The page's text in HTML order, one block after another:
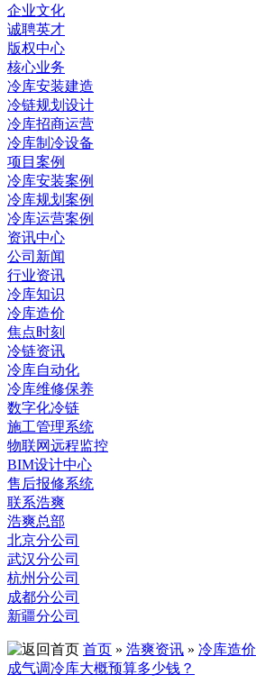
企业文化
诚聘英才
版权中心
核心业务
冷库安装建造
冷链规划设计
冷库招商运营
冷库制冷设备
项目案例
冷库安装案例
冷库规划案例
冷库运营案例
资讯中心
公司新闻
行业资讯
冷库知识
冷库造价
焦点时刻
冷链资讯
冷库自动化
冷库维修保养
数字化冷链
施工管理系统
物联网远程监控
BIM设计中心
售后报修系统
联系浩爽
浩爽总部
北京分公司
武汉分公司
杭州分公司
成都分公司
新疆分公司
首页 » 浩爽资讯 » 冷库造价
成气调冷库大概预算多少钱？